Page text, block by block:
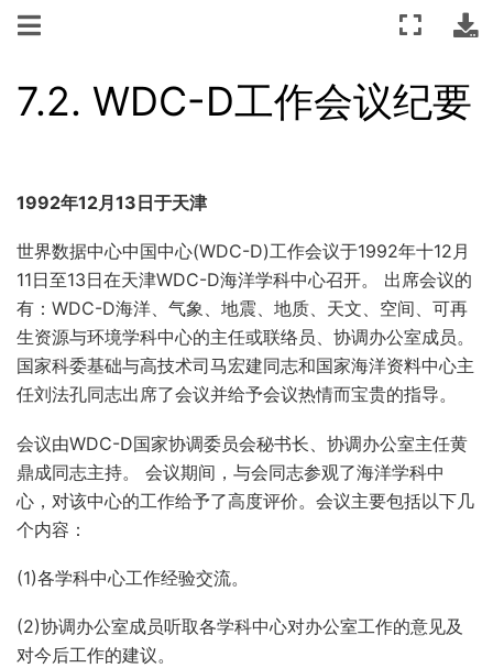
7.2. WDC-D工作会议纪要
1992年12月13日于天津
世界数据中心中国中心(WDC-D)工作会议于1992年十12月
11日至13日在天津WDC-D海洋学科中心召开。 出席会议的
有：WDC-D海洋、气象、地震、地质、天文、空间、可再
生资源与环境学科中心的主任或联络员、协调办公室成员。
国家科委基础与高技术司马宏建同志和国家海洋资料中心主
任刘法孔同志出席了会议并给予会议热情而宝贵的指导。
会议由WDC-D国家协调委员会秘书长、协调办公室主任黄
鼎成同志主持。 会议期间，与会同志参观了海洋学科中
心，对该中心的工作给予了高度评价。会议主要包括以下几
个内容：
(1)各学科中心工作经验交流。
(2)协调办公室成员听取各学科中心对办公室工作的意见及
对今后工作的建议。